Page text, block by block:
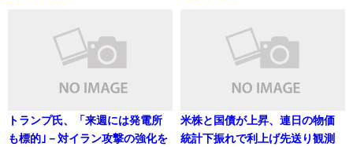
トランプ氏、「来週には発電所
も標的｣－対イラン攻撃の強化を
米株と国債が上昇、連日の物価
統計下振れで利上げ先送り観測